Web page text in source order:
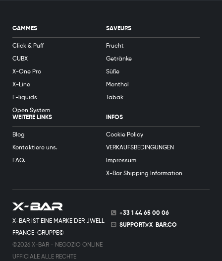
X-BAR IST EINE MARKE DER JWELL
FRANCE-GRUPPE©
©2026 X-BAR - NEGOZIO ONLINE
UFFICIALE ALLE RECHTE
+33 1 44 65 00 06
SUPPORT@X-BAR.CO
GAMMES
Click & Puff
CUBX
X-One Pro
X-Line
E-liquids
Open System
SAVEURS
Frucht
Getränke
Süße
Menthol
Tabak
WEITERE LINKS
Blog
Kontaktiere uns.
FAQ.
INFOS
Cookie Policy
VERKAUFSBEDINGUNGEN
Impressum
X-Bar Shipping Information